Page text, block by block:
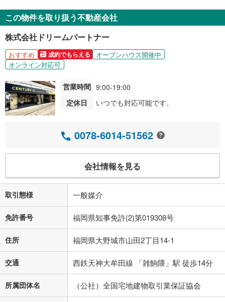
この物件を取り扱う不動産会社
株式会社ドリームパートナー
おすすめ 成約でもらえる
オープンハウス開催中
オンライン対応可
営業時間 9:00-19:00
定休日
いつでも対応可能です。
0078-6014-51562
会社情報を見る
取引態様 一般媒介
免許番号 福岡県知事免許(2)第019308号
住所 福岡県大野城市山田2丁目14-1
交通 西鉄天神大牟田線 「雑餉隈」駅 徒歩14分
所属団体名 （公社）全国宅地建物取引業保証協会